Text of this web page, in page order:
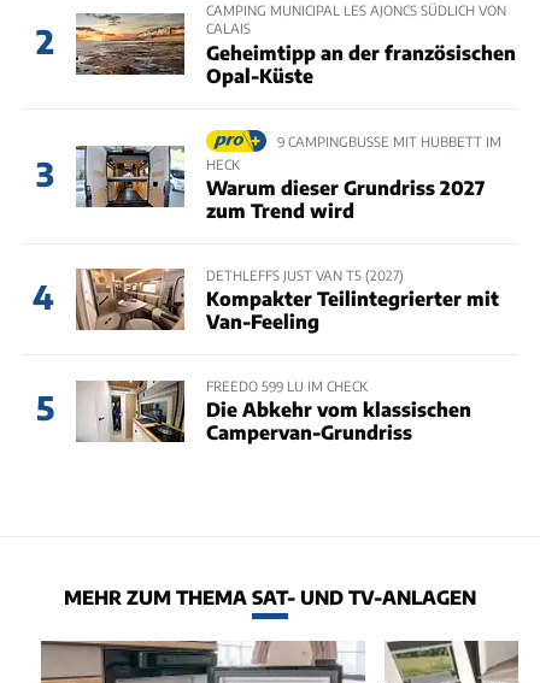
2
CAMPING MUNICIPAL LES AJONCS SÜDLICH VON
CALAIS
Geheimtipp an der französischen
Opal-Küste
3
9 CAMPINGBUSSE MIT HUBBETT IM
HECK
Warum dieser Grundriss 2027
zum Trend wird
4
DETHLEFFS JUST VAN T5 (2027)
Kompakter Teilintegrierter mit
Van-Feeling
5
FREEDO 599 LU IM CHECK
Die Abkehr vom klassischen
Campervan-Grundriss
MEHR ZUM THEMA SAT- UND TV-ANLAGEN